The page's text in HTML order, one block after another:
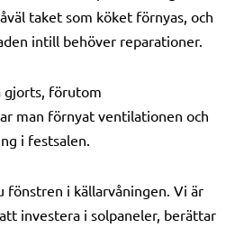
taket som köket förnyas, och
intill behöver reparationer.
gjorts, förutom
man förnyat ventilationen och
i festsalen.
fönstren i källarvåningen. Vi är
investera i solpaneler, berättar